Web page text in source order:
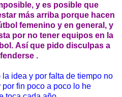
y es posible que
más arriba porque hacen
femenino y en general, y
por no tener equipos en la
Así que pido disculpas a
.
idea y por falta de tiempo no
fin poco a poco lo he